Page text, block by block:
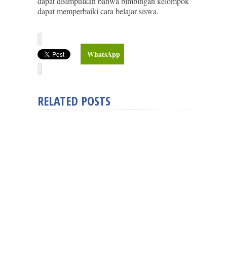
dapat memperbaiki cara belajar siswa.
WhatsApp
RELATED POSTS